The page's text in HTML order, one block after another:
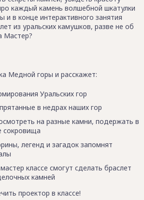
каждый камень волшебной шкатулки
и в конце интерактивного занятия
из уральских камушков, разве не об
Мастер?
Медной горы и расскажет:
Уральских гор
в недрах наших гор
на разные камни, подержать в
сокровища
легенд и загадок запомнят
классе смогут сделать браслет
камней
проектор в классе!